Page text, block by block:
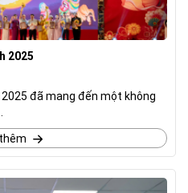
2025
đã mang đến một không